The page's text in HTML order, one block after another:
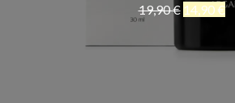
19,90€ 14,90€
Acheter